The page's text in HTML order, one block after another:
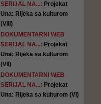
SERIJAL NA...: Projekat
Una: Rijeka sa kulturom
(VIII)
DOKUMENTARNI WEB
SERIJAL NA...: Projekat
Una: Rijeka sa kulturom
(VII)
DOKUMENTARNI WEB
SERIJAL NA...: Projekat
Una: Rijeka sa kulturom (VI)